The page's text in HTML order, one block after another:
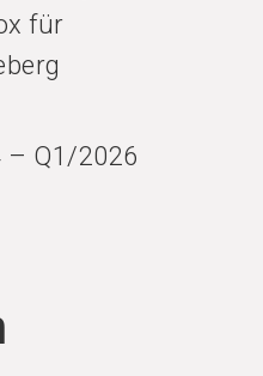
für
– Q1/2026